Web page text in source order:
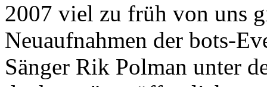
2007 viel zu früh von uns
Neuaufnahmen der bots-
Sänger Rik Polman unter